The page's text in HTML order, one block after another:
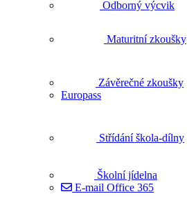
Odborný výcvik
Maturitní zkoušky
Závěrečné zkoušky
Europass
Střídání škola-dílny
Školní jídelna
E-mail Office 365